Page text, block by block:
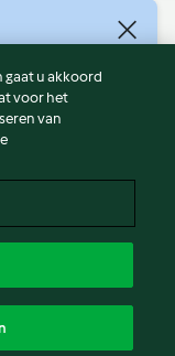
gaat u akkoord
voor het
van